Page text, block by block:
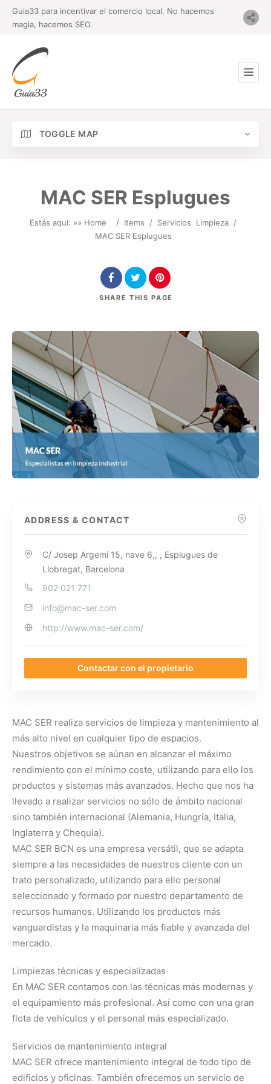
Guia33 para incentivar el comercio local. No hacemos
magia, hacemos SEO.
TOGGLE MAP
MAC SER Esplugues
Estás aquí: »» Home / Items / Servicios Limpieza /
MAC SER Esplugues
SHARE THIS PAGE
ADDRESS & CONTACT
C/ Josep Argemí 15, nave 6,, , Esplugues de
Llobregat, Barcelona
902 021 771
info@mac-ser.com
http://www.mac-ser.com/
Contactar con el propietario
MAC SER realiza servicios de limpieza y mantenimiento al
más alto nivel en cualquier tipo de espacios.
Nuestros objetivos se aúnan en alcanzar el máximo
rendimiento con el mínimo coste, utilizando para ello los
productos y sistemas más avanzados. Hecho que nos ha
llevado a realizar servicios no sólo de ámbito nacional
sino también internacional (Alemania, Hungría, Italia,
Inglaterra y Chequia).
MAC SER BCN es una empresa versátil, que se adapta
siempre a las necesidades de nuestros cliente con un
trato personalizado, utilizando para ello personal
seleccionado y formado por nuestro departamento de
recursos humanos. Utilizando los productos más
vanguardistas y la maquinaria más fiable y avanzada del
mercado.
Limpiezas técnicas y especializadas
En MAC SER contamos con las técnicas más modernas y
el equipamiento más profesional. Así como con una gran
flota de vehículos y el personal más especializado.
Servicios de mantenimiento integral
MAC SER ofrece mantenimiento integral de todo tipo de
edificios y oficinas. También ofrecemos un servicio de